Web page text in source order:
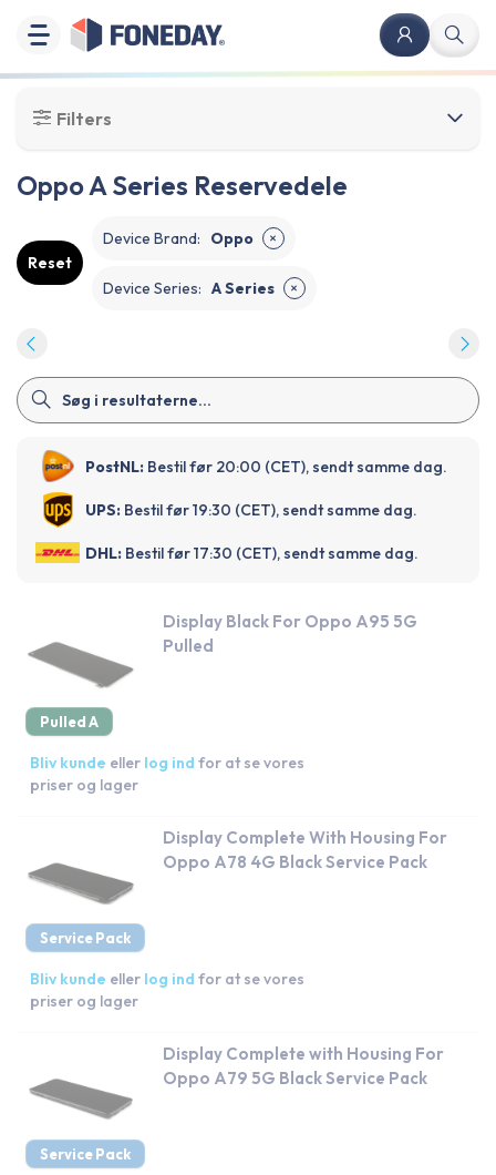
Filters
Oppo A Series Reservedele
Reset
Device Brand: Oppo ✕
Device Series: A Series ✕
PostNL: Bestil før 20:00 (CET), sendt samme dag.
UPS: Bestil før 19:30 (CET), sendt samme dag.
DHL: Bestil før 17:30 (CET), sendt samme dag.
Pulled A
Display Black For Oppo A95 5G
Pulled
Bliv kunde eller log ind for at se vores
priser og lager
Service Pack
Display Complete With Housing For
Oppo A78 4G Black Service Pack
Bliv kunde eller log ind for at se vores
priser og lager
Service Pack
Display Complete with Housing For
Oppo A79 5G Black Service Pack